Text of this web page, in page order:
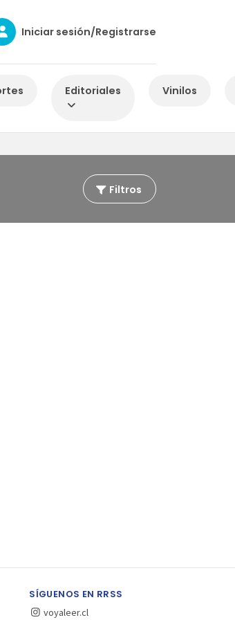
Iniciar sesión/Registrarse
Editoriales Vinilos
Filtros
SÍGUENOS EN RRSS
voyaleer.cl